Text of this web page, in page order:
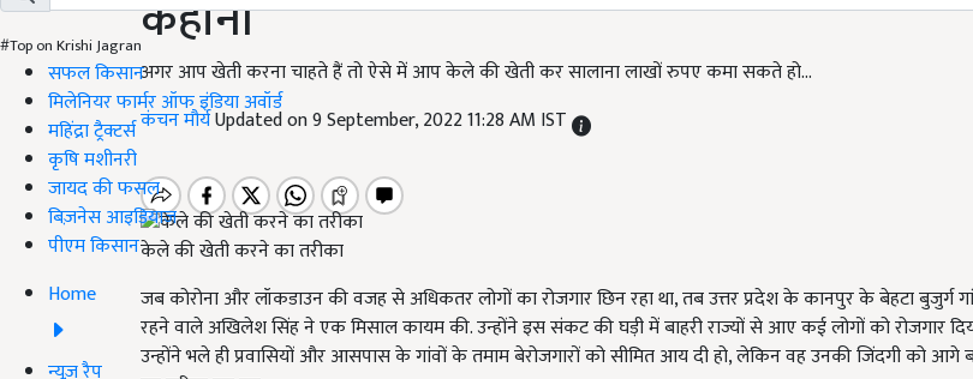
#Top on Krishi Jagran
सफल किसान
मिलेनियर फार्मर ऑफ इंडिया अवॉर्ड
महिंद्रा ट्रैक्टर्स
कृषि मशीनरी
जायद की फसल
बिज़नेस आइडियाज
पीएम किसान
Home
न्यूज़ रैप
कहानी
अगर आप खेती करना चाहते हैं तो ऐसे में आप केले की खेती कर सालाना लाखों रुपए कमा सकते हो...
कंचन मौर्यUpdated on 9 September, 2022 11:28 AM IST
केले की खेती करने का तरीका
जब कोरोना और लॉकडाउन की वजह से अधिकतर लोगों का रोजगार छिन रहा था, तब उत्तर प्रदेश के कानपुर के बेहटा बुजुर्ग
रहने वाले अखिलेश सिंह ने एक मिसाल कायम की. उन्होंने इस संकट की घड़ी में बाहरी राज्यों से आए कई लोगों को रोजगार
उन्होंने भले ही प्रवासियों और आसपास के गांवों के तमाम बेरोजगारों को सीमित आय दी हो, लेकिन वह उनकी जिंदगी को आगे